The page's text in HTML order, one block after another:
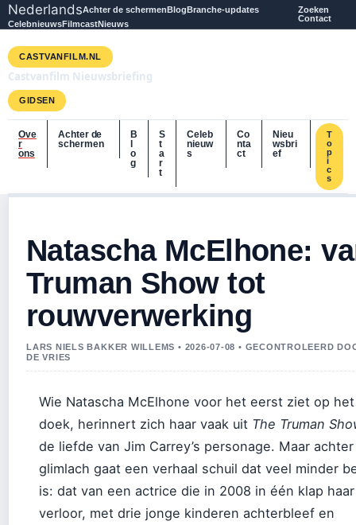
NederlandsAchter de schermenBlogBranche-updates
CelebnieuwsFilmcastNieuws
Zoeken
Contact
CASTVANFILM.NL
Castvanfilm Nieuwsbriefing
GIDSEN
Ove
r
ons
Achter de
schermen
B
o
g
S
t
a
r
t
Celeb
nieuw
s
Co
nta
ct
Nieu
wsbri
ef
T
o
p
i
c
s
Natascha McElhone:
Truman Show tot
rouwverwerking
LARS NIELS BAKKER WILLEMS • 2026-07-08 • GECONTROLEERD
DE VRIES
Wie Natascha McElhone voor het eerst ziet op
doek, herinnert zich haar vaak uit The Truman
de liefde van Jim Carrey’s personage. Maar
glimlach gaat een verhaal schuil dat veel minder
is: dat van een actrice die in 2008 in één klap
verloor, met drie jonge kinderen achterbleef en